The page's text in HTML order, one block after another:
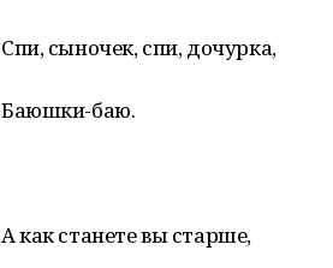
Спи, сыночек, спи, дочурка,
Баюшки-баю.
А как станете вы старше,